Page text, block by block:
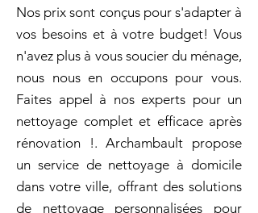
Nos prix sont conçus pour s'adapter à
vos besoins et à votre budget! Vous
n'avez plus à vous soucier du ménage,
nous nous en occupons pour vous.
Faites appel à nos experts pour un
nettoyage complet et efficace après
rénovation !. Archambault propose
un service de nettoyage à domicile
dans votre ville, offrant des solutions
de nettoyage personnalisées pour